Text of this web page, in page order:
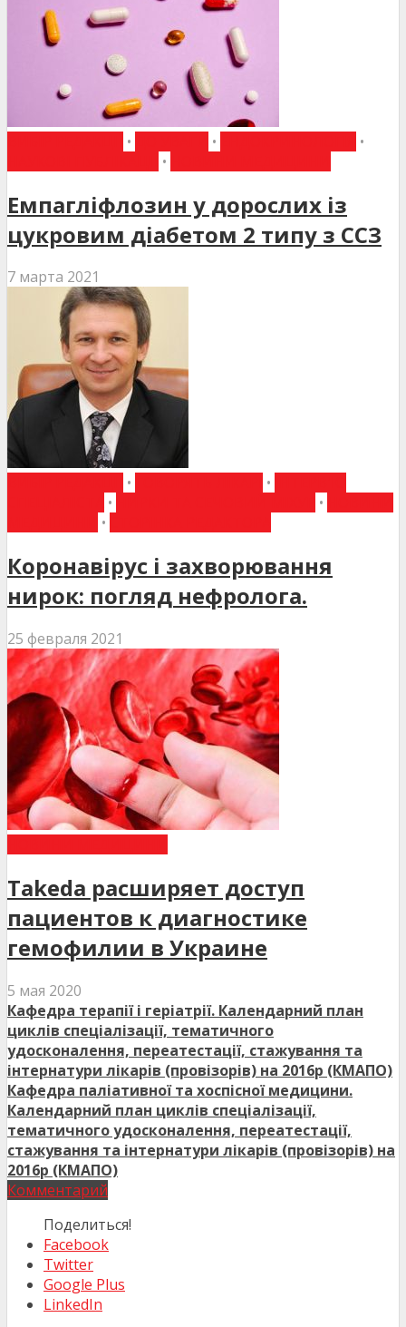
• •
•
•
Емпагліфлозин у дорослих із
цукровим діабетом 2 типу з ССЗ
7 марта 2021
• •
• •
•
Коронавірус і захворювання
нирок: погляд нефролога.
25 февраля 2021
Takeda расширяет доступ
пациентов к диагностике
гемофилии в Украине
5 мая 2020
Кафедра терапії і геріатрії. Календарний план
циклів спеціалізації, тематичного
удосконалення, переатестації, стажування та
інтернатури лікарів (провізорів) на 2016р (КМАПО)
Кафедра паліативної та хоспісної медицини.
Календарний план циклів спеціалізації,
тематичного удосконалення, переатестації,
стажування та інтернатури лікарів (провізорів) на
2016р (КМАПО)
Комментарий
Поделиться!
Facebook
Twitter
Google Plus
LinkedIn